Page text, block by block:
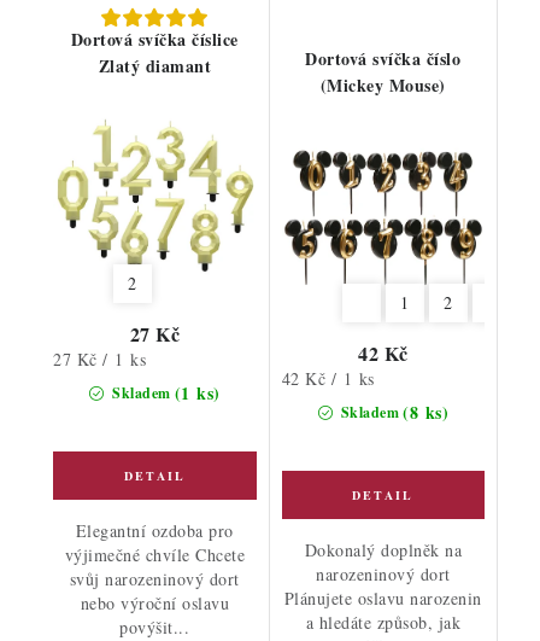
Dortová svíčka číslice
Zlatý diamant
2
Skladem (1 ks)
27 Kč
Měrná
27 Kč / 1 ks
Elegantní ozdoba pro
výjimečné chvíle Chcete
svůj narozeninový dort
nebo výroční oslavu
povýšit...
Dortová svíčka číslo
(Mickey Mouse)
1 2
Skladem(8 ks)
42 Kč
Měrná
42 Kč / 1 ks
Dokonalý doplněk na
narozeninový dort
Plánujete oslavu narozenin
a hledáte způsob, jak